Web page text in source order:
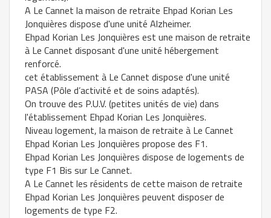
A Le Cannet la maison de retraite Ehpad Korian Les
Jonquières dispose d'une unité Alzheimer.
Ehpad Korian Les Jonquières est une maison de retraite
à Le Cannet disposant d'une unité hébergement
renforcé.
cet établissement à Le Cannet dispose d'une unité
PASA (Pôle d’activité et de soins adaptés).
On trouve des P.U.V. (petites unités de vie) dans
l'établissement Ehpad Korian Les Jonquières.
Niveau logement, la maison de retraite à Le Cannet
Ehpad Korian Les Jonquières propose des F1.
Ehpad Korian Les Jonquières dispose de logements de
type F1 Bis sur Le Cannet.
A Le Cannet les résidents de cette maison de retraite
Ehpad Korian Les Jonquières peuvent disposer de
logements de type F2.